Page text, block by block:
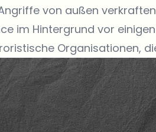
von außen
im Hintergrund vor
Organisationen,